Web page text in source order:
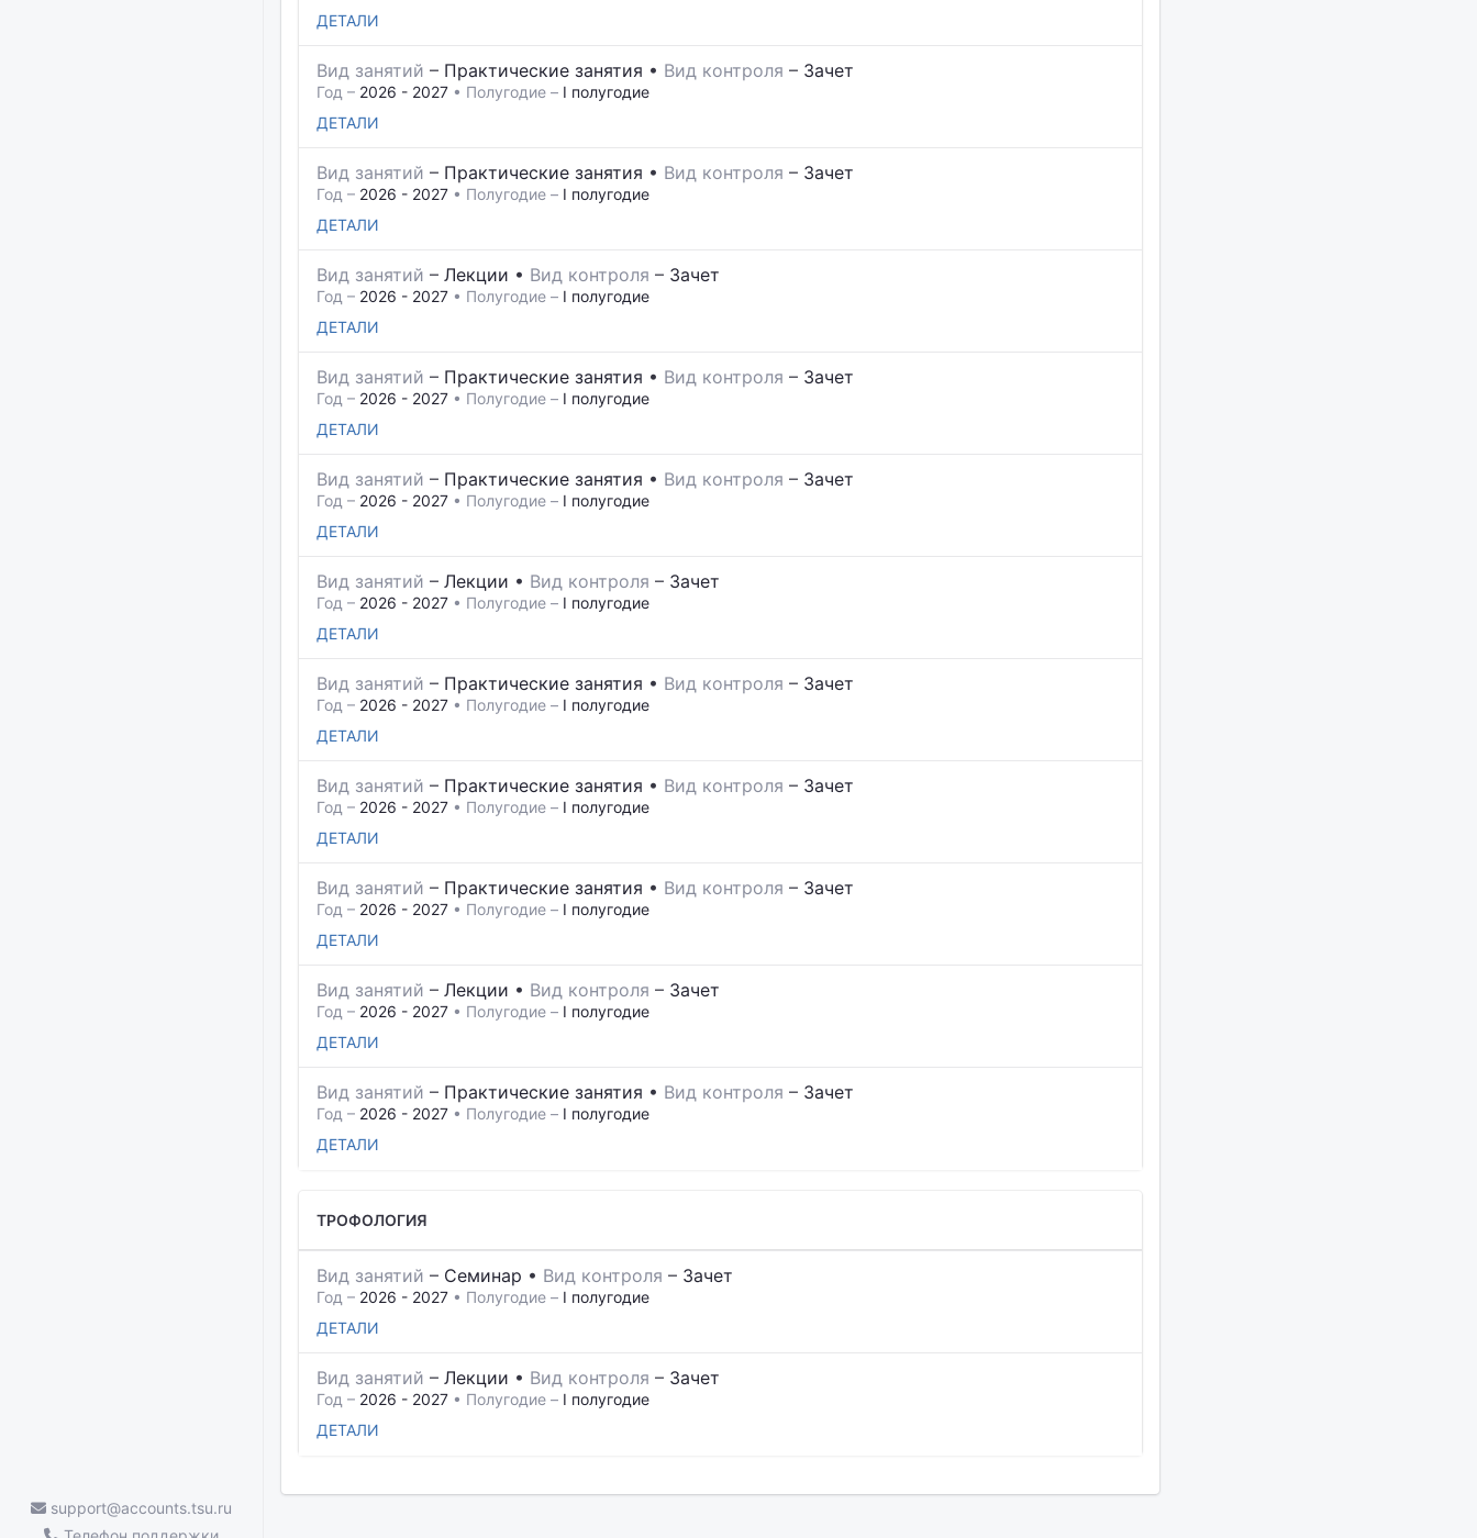
support@accounts.tsu.ru
ДЕТАЛИ
Вид занятий – Практические занятия • Вид контроля – Зачет
Год – 2026 - 2027 • Полугодие – I полугодие
ДЕТАЛИ
Вид занятий – Практические занятия • Вид контроля – Зачет
Год – 2026 - 2027 • Полугодие – I полугодие
ДЕТАЛИ
Вид занятий – Лекции • Вид контроля – Зачет
Год – 2026 - 2027 • Полугодие – I полугодие
ДЕТАЛИ
Вид занятий – Практические занятия • Вид контроля – Зачет
Год – 2026 - 2027 • Полугодие – I полугодие
ДЕТАЛИ
Вид занятий – Практические занятия • Вид контроля – Зачет
Год – 2026 - 2027 • Полугодие – I полугодие
ДЕТАЛИ
Вид занятий – Лекции • Вид контроля – Зачет
Год – 2026 - 2027 • Полугодие – I полугодие
ДЕТАЛИ
Вид занятий – Практические занятия • Вид контроля – Зачет
Год – 2026 - 2027 • Полугодие – I полугодие
ДЕТАЛИ
Вид занятий – Практические занятия • Вид контроля – Зачет
Год – 2026 - 2027 • Полугодие – I полугодие
ДЕТАЛИ
Вид занятий – Практические занятия • Вид контроля – Зачет
Год – 2026 - 2027 • Полугодие – I полугодие
ДЕТАЛИ
Вид занятий – Лекции • Вид контроля – Зачет
Год – 2026 - 2027 • Полугодие – I полугодие
ДЕТАЛИ
Вид занятий – Практические занятия • Вид контроля – Зачет
Год – 2026 - 2027 • Полугодие – I полугодие
ДЕТАЛИ
ТРОФОЛОГИЯ
Вид занятий – Семинар • Вид контроля – Зачет
Год – 2026 - 2027 • Полугодие – I полугодие
ДЕТАЛИ
Вид занятий – Лекции • Вид контроля – Зачет
Год – 2026 - 2027 • Полугодие – I полугодие
ДЕТАЛИ